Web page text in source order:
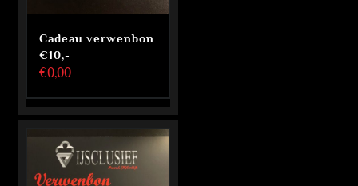
Cadeau verwenbon
€10,-
€0,00